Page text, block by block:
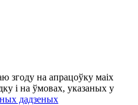
згоду на апрацоўку маіх
і на ўмовах, указаных у
дадзеных